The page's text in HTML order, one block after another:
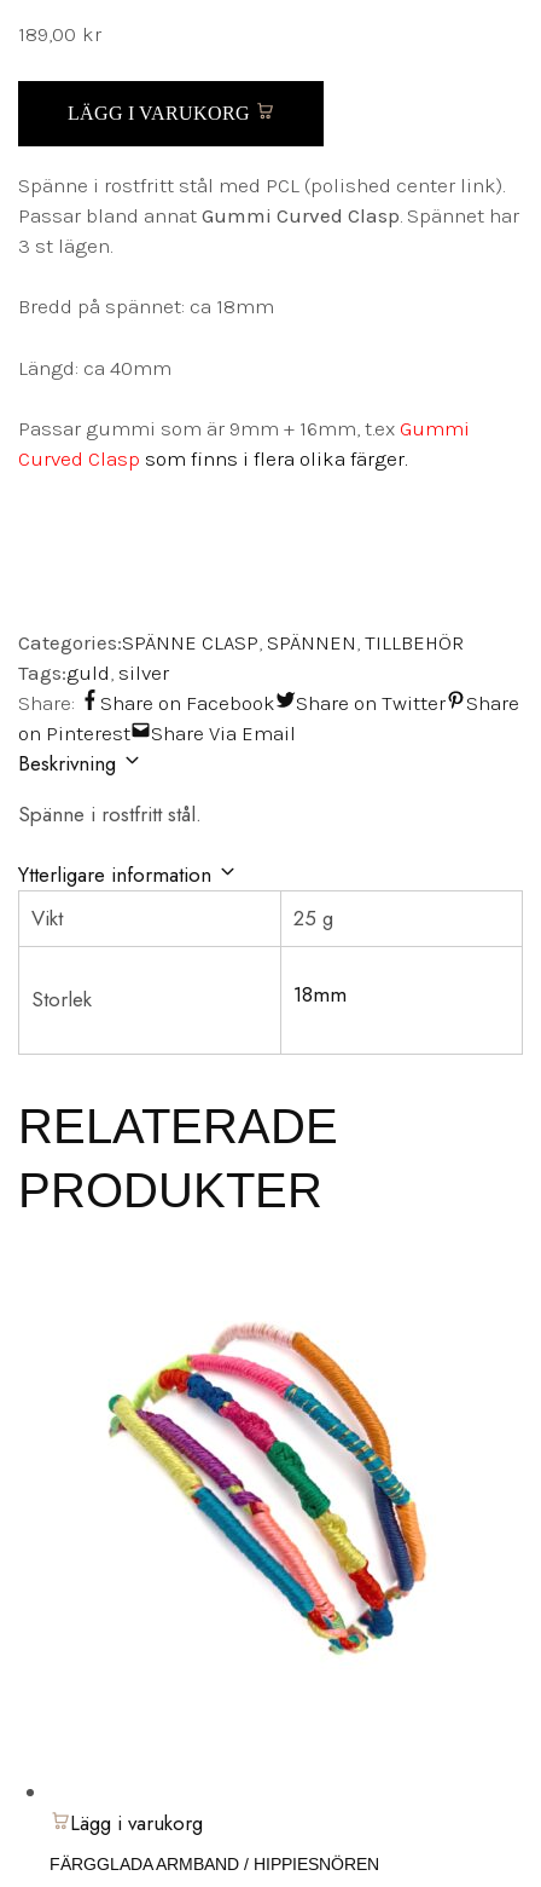
189,00 kr
LÄGG I VARUKORG
Spänne i rostfritt stål med PCL (polished center link).
Passar bland annat Gummi Curved Clasp . Spännet har
3 st lägen.
Bredd på spännet: ca 18mm
Längd: ca 40mm
Passar gummi som är 9mm + 16mm, t.ex Gummi
Curved Clasp som finns i flera olika färger.
Categories:SPÄNNE CLASP SPÄNNEN TILLBEHÖR
Tags:guld silver
Share:
Share on Facebook Share on Twitter
Share
on Pinterest
Share Via Email
Beskrivning
Spänne i rostfritt stål.
Ytterligare information
Vikt
25 g
Storlek 18mm
RELATERADE
PRODUKTER
Lägg i varukorg
FÄRGGLADA ARMBAND / HIPPIESNÖREN